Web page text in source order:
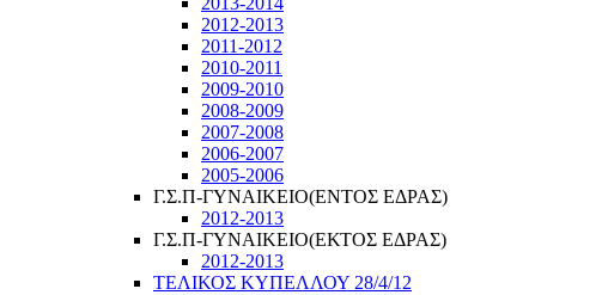
2012-2013
2011-2012
2010-2011
2009-2010
2008-2009
2007-2008
2006-2007
2005-2006
Γ.Σ.Π-ΓΥΝΑΙΚΕΙΟ(ΕΝΤΟΣ ΕΔΡΑΣ)
2012-2013
Γ.Σ.Π-ΓΥΝΑΙΚΕΙΟ(ΕΚΤΟΣ ΕΔΡΑΣ)
2012-2013
ΤΕΛΙΚΟΣ ΚΥΠΕΛΛΟΥ 28/4/12